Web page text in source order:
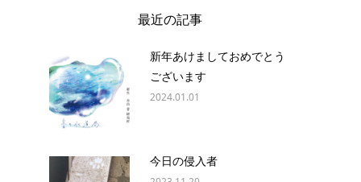
最近の記事
新年あけましておめでとう
ございます
2024.01.01
今日の侵入者